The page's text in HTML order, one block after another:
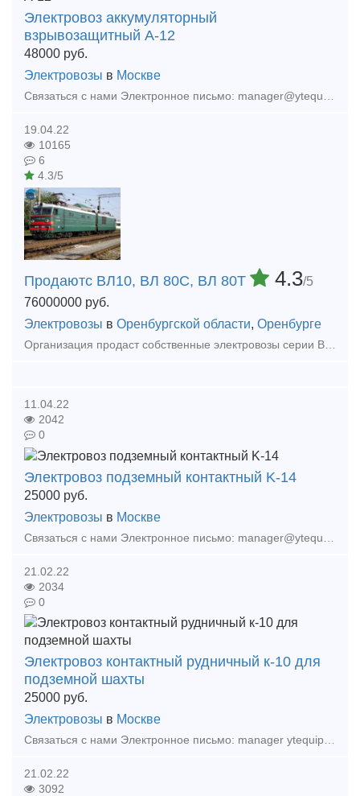
Электровоз аккумуляторный
взрывозащитный А-12
48000 руб.
Электровозы в Москве
19.04.22
10165
6
4.3/5
Продаютс ВЛ10, ВЛ 80С, ВЛ 80Т 4.3/5
76000000 руб.
Электровозы в Оренбургской области, Оренбурге
11.04.22
2042
0
Электровоз подземный контактный K-14
25000 руб.
Электровозы в Москве
21.02.22
2034
0
Электровоз контактный рудничный к-10 для
подземной шахты
25000 руб.
Электровозы в Москве
21.02.22
3092